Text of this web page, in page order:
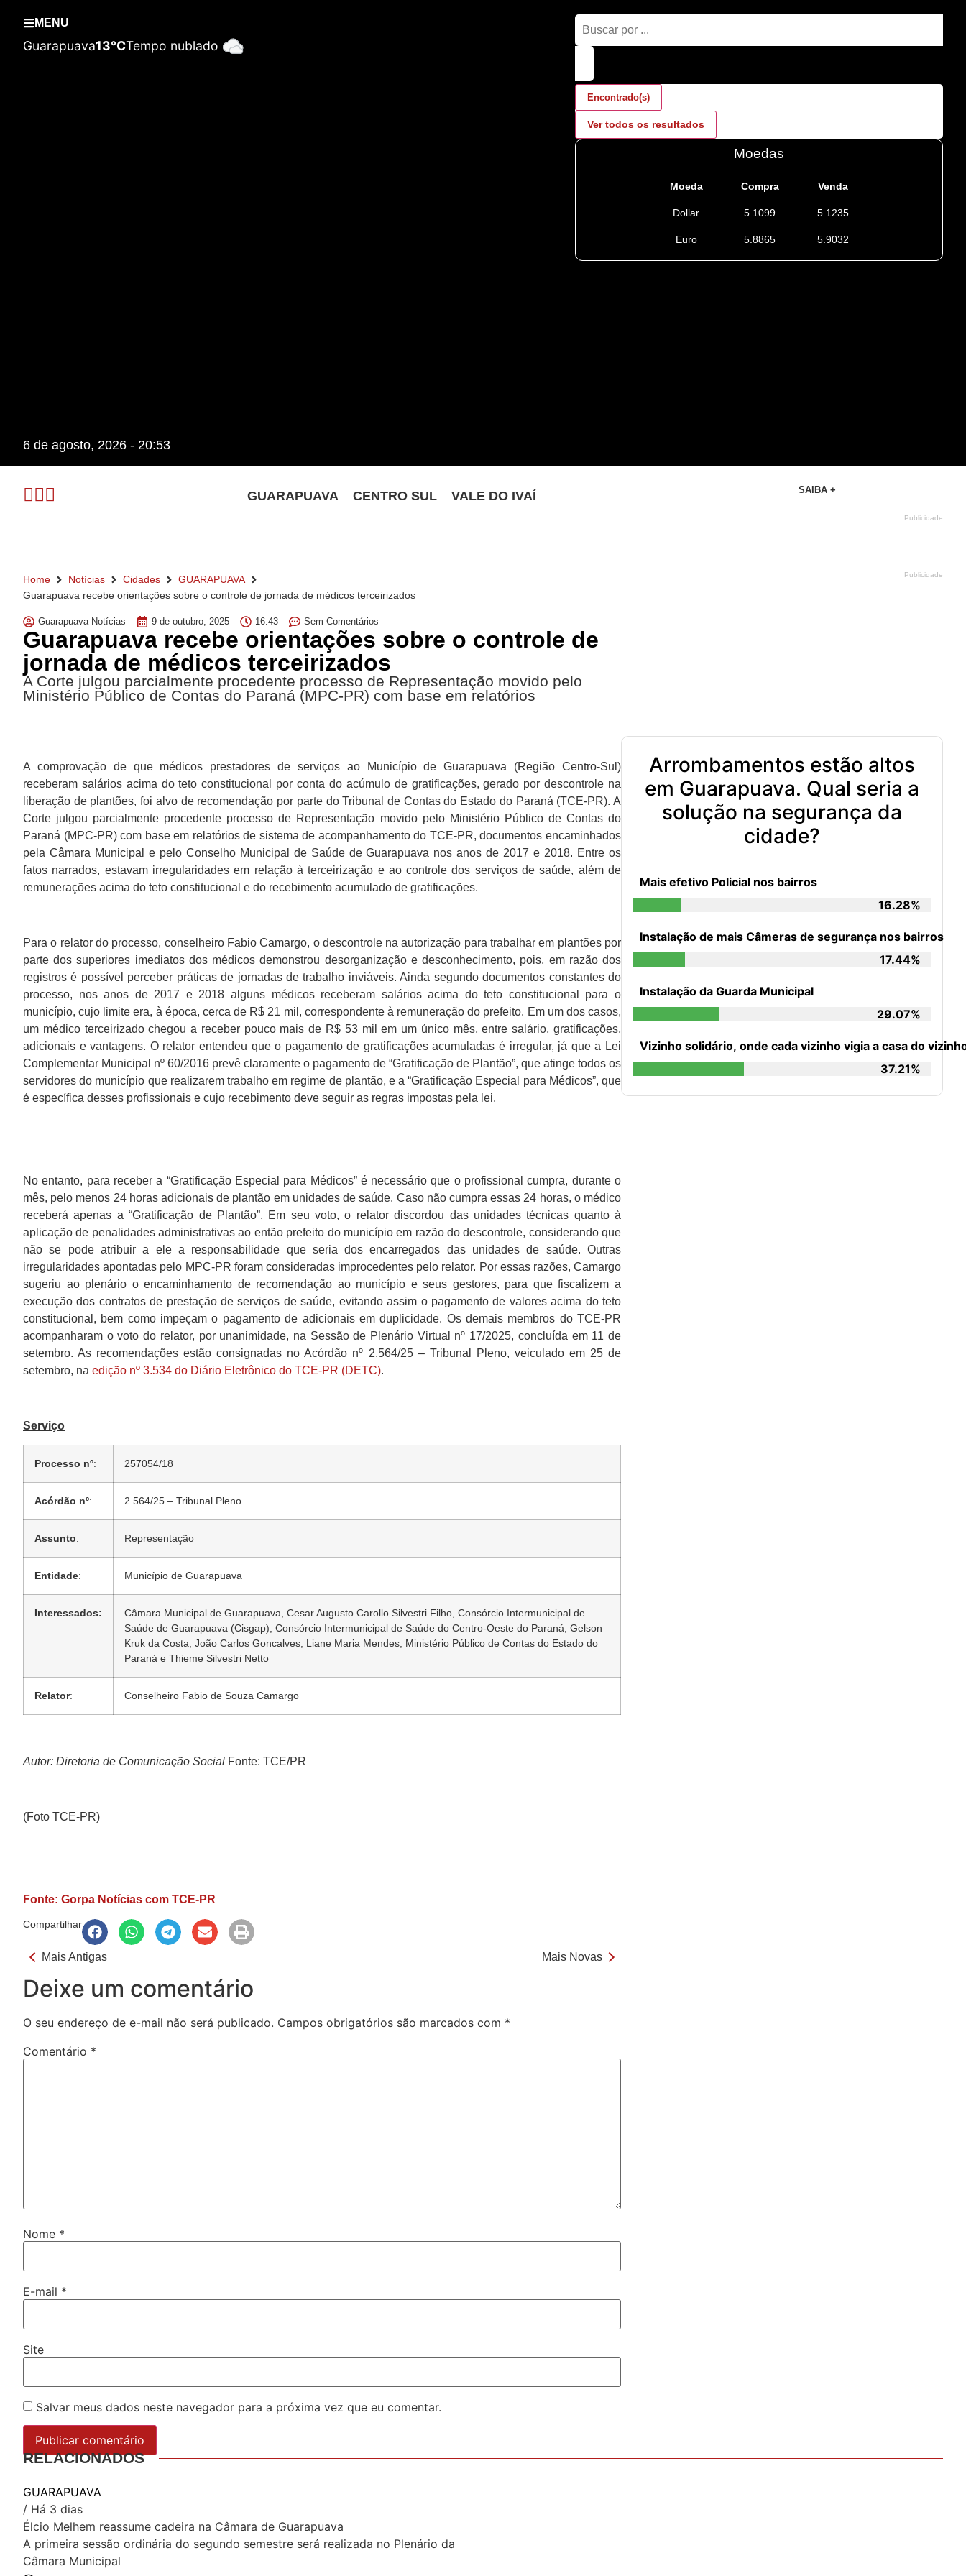
MENU
Guarapuava13°CTempo nublado
6 de agosto, 2026 - 20:53
Encontrado(s)
Ver todos os resultados
Moedas
Moeda Compra Venda
Dollar 5.1099 5.1235
Euro 5.8865 5.9032
GUARAPUAVA CENTRO SUL VALE DO IVAÍ SAIBA +
Publicidade
Home Notícias Cidades
GUARAPUAVA
Guarapuava recebe orientações sobre o controle de jornada de médicos terceirizados
Guarapuava Notícias 9 de outubro, 2025 16:43 Sem Comentários
Guarapuava recebe orientações sobre o controle de
jornada de médicos terceirizados
A Corte julgou parcialmente procedente processo de Representação movido pelo
Ministério Público de Contas do Paraná (MPC-PR) com base em relatórios
A comprovação de que médicos prestadores de serviços ao Município de Guarapuava (Região Centro-Sul)
receberam salários acima do teto constitucional por conta do acúmulo de gratificações, gerado por descontrole na
liberação de plantões, foi alvo de recomendação por parte do Tribunal de Contas do Estado do Paraná (TCE-PR). A
Corte julgou parcialmente procedente processo de Representação movido pelo Ministério Público de Contas do
Paraná (MPC-PR) com base em relatórios de sistema de acompanhamento do TCE-PR, documentos encaminhados
pela Câmara Municipal e pelo Conselho Municipal de Saúde de Guarapuava nos anos de 2017 e 2018. Entre os
fatos narrados, estavam irregularidades em relação à terceirização e ao controle dos serviços de saúde, além de
remunerações acima do teto constitucional e do recebimento acumulado de gratificações.
Para o relator do processo, conselheiro Fabio Camargo, o descontrole na autorização para trabalhar em plantões por
parte dos superiores imediatos dos médicos demonstrou desorganização e desconhecimento, pois, em razão dos
registros é possível perceber práticas de jornadas de trabalho inviáveis. Ainda segundo documentos constantes do
processo, nos anos de 2017 e 2018 alguns médicos receberam salários acima do teto constitucional para o
município, cujo limite era, à época, cerca de R$ 21 mil, correspondente à remuneração do prefeito. Em um dos casos,
um médico terceirizado chegou a receber pouco mais de R$ 53 mil em um único mês, entre salário, gratificações,
adicionais e vantagens. O relator entendeu que o pagamento de gratificações acumuladas é irregular, já que a Lei
Complementar Municipal nº 60/2016 prevê claramente o pagamento de “Gratificação de Plantão”, que atinge todos os
servidores do município que realizarem trabalho em regime de plantão, e a “Gratificação Especial para Médicos”, que
é específica desses profissionais e cujo recebimento deve seguir as regras impostas pela lei.
No entanto, para receber a “Gratificação Especial para Médicos” é necessário que o profissional cumpra, durante o
mês, pelo menos 24 horas adicionais de plantão em unidades de saúde. Caso não cumpra essas 24 horas, o médico
receberá apenas a “Gratificação de Plantão”. Em seu voto, o relator discordou das unidades técnicas quanto à
aplicação de penalidades administrativas ao então prefeito do município em razão do descontrole, considerando que
não se pode atribuir a ele a responsabilidade que seria dos encarregados das unidades de saúde. Outras
irregularidades apontadas pelo MPC-PR foram consideradas improcedentes pelo relator. Por essas razões, Camargo
sugeriu ao plenário o encaminhamento de recomendação ao município e seus gestores, para que fiscalizem a
execução dos contratos de prestação de serviços de saúde, evitando assim o pagamento de valores acima do teto
constitucional, bem como impeçam o pagamento de adicionais em duplicidade. Os demais membros do TCE-PR
acompanharam o voto do relator, por unanimidade, na Sessão de Plenário Virtual nº 17/2025, concluída em 11 de
setembro. As recomendações estão consignadas no Acórdão nº 2.564/25 – Tribunal Pleno, veiculado em 25 de
setembro, na edição nº 3.534 do Diário Eletrônico do TCE-PR (DETC).
Serviço
Processo nº: 257054/18
Acórdão nº: 2.564/25 – Tribunal Pleno
Assunto: Representação
Entidade: Município de Guarapuava
Interessados:
Câmara Municipal de Guarapuava, Cesar Augusto Carollo Silvestri Filho, Consórcio Intermunicipal de
Saúde de Guarapuava (Cisgap), Consórcio Intermunicipal de Saúde do Centro-Oeste do Paraná, Gelson
Kruk da Costa, João Carlos Goncalves, Liane Maria Mendes, Ministério Público de Contas do Estado do
Paraná e Thieme Silvestri Netto
Relator: Conselheiro Fabio de Souza Camargo
Autor: Diretoria de Comunicação Social Fonte: TCE/PR
(Foto TCE-PR)
Fonte: Gorpa Notícias com TCE-PR
Compartilhar
Mais Antigas Mais Novas
Deixe um comentário
O seu endereço de e-mail não será publicado. Campos obrigatórios são marcados com *
Comentário *
Nome *
E-mail *
Site
Salvar meus dados neste navegador para a próxima vez que eu comentar.
Publicidade
Arrombamentos estão altos
em Guarapuava. Qual seria a
solução na segurança da
cidade?
Mais efetivo Policial nos bairros
16.28%
Instalação de mais Câmeras de segurança nos bairros
17.44%
Instalação da Guarda Municipal
29.07%
Vizinho solidário, onde cada vizinho vigia a casa do
37.21%
RELACIONADOS
GUARAPUAVA
/ Há 3 dias
Élcio Melhem reassume cadeira na Câmara de Guarapuava
A primeira sessão ordinária do segundo semestre será realizada no Plenário da
Câmara Municipal